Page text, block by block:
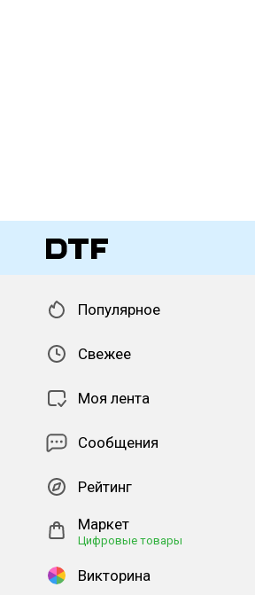
Популярное
Свежее
Моя лента
Сообщения
Рейтинг
Маркет
Цифровые товары
Викторина